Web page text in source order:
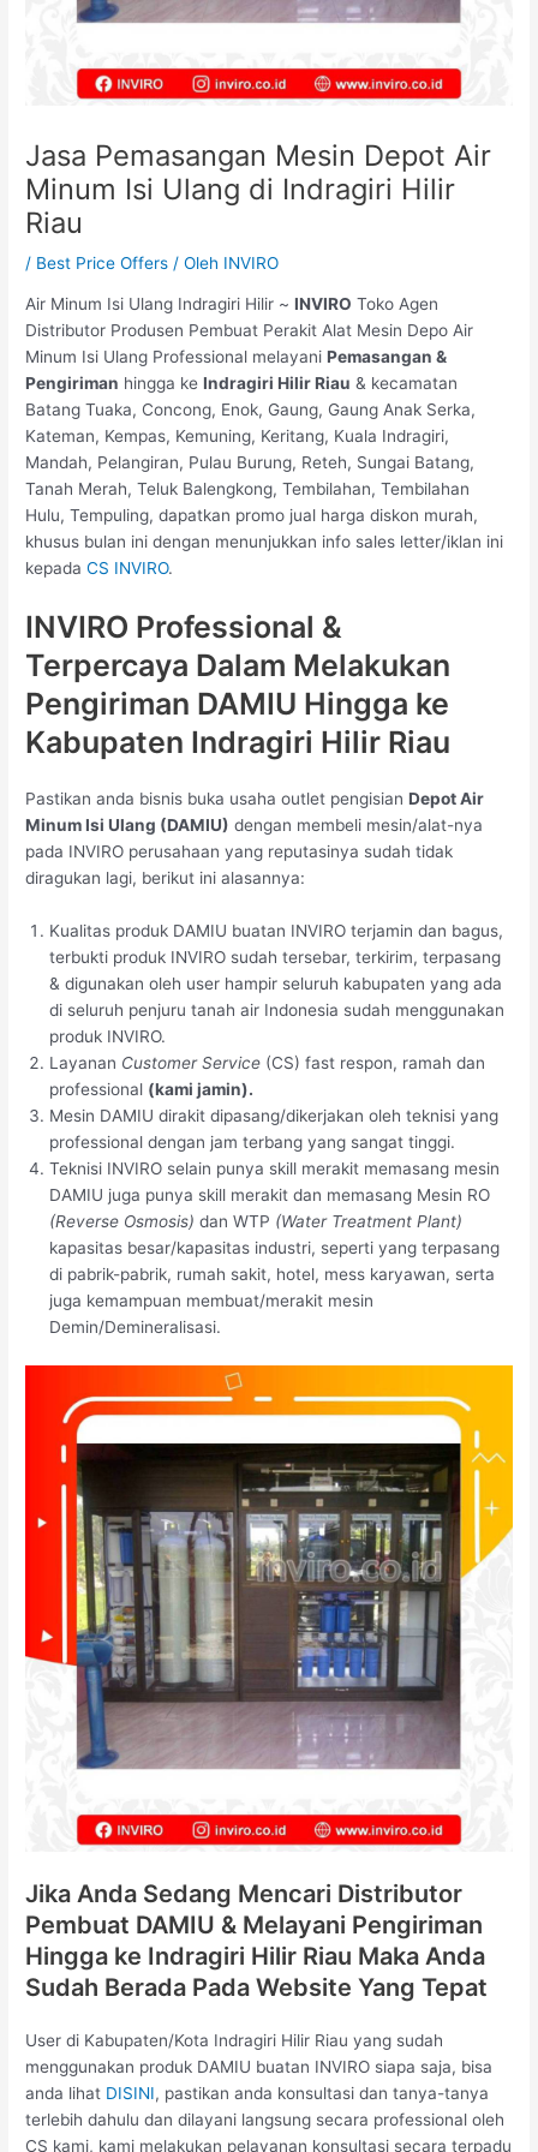
Jasa Pemasangan Mesin Depot Air
Minum Isi Ulang di Indragiri Hilir
Riau
/ Best Price Offers / Oleh INVIRO
Air Minum Isi Ulang Indragiri Hilir ~INVIRO Toko Agen
Distributor Produsen Pembuat Perakit Alat Mesin Depo Air
Minum Isi Ulang Professional melayaniPemasangan &
Pengiriman hingga keIndragiri Hilir Riau & kecamatan
Batang Tuaka, Concong, Enok, Gaung, Gaung Anak Serka,
Kateman, Kempas, Kemuning, Keritang, Kuala Indragiri,
Mandah, Pelangiran, Pulau Burung, Reteh, Sungai Batang,
Tanah Merah, Teluk Balengkong, Tembilahan, Tembilahan
Hulu, Tempuling, dapatkan promo jual harga diskon murah,
khusus bulan ini dengan menunjukkan info sales letter/iklan ini
kepadaCS INVIRO.
INVIRO Professional &
Terpercaya Dalam Melakukan
Pengiriman DAMIU Hingga ke
Kabupaten Indragiri Hilir Riau
Pastikan anda bisnis buka usaha outlet pengisianDepot Air
Minum Isi Ulang (DAMIU) dengan membeli mesin/alat-nya
pada INVIRO perusahaan yang reputasinya sudah tidak
diragukan lagi, berikut ini alasannya:
Kualitas produk DAMIU buatan INVIRO terjamin dan bagus,
terbukti produk INVIRO sudah tersebar, terkirim, terpasang
& digunakan oleh user hampir seluruh kabupaten yang ada
di seluruh penjuru tanah air Indonesia sudah menggunakan
produk INVIRO.
Layanan Customer Service (CS) fast respon, ramah dan
professional (kami jamin).
Mesin DAMIU dirakit dipasang/dikerjakan oleh teknisi yang
professional dengan jam terbang yang sangat tinggi.
Teknisi INVIRO selain punya skill merakit memasang mesin
DAMIU juga punya skill merakit dan memasang Mesin RO
(Reverse Osmosis) dan WTP (Water Treatment Plant)
kapasitas besar/kapasitas industri, seperti yang terpasang
di pabrik-pabrik, rumah sakit, hotel, mess karyawan, serta
juga kemampuan membuat/merakit mesin
Demin/Demineralisasi.
Jika Anda Sedang Mencari Distributor
Pembuat DAMIU & Melayani Pengiriman
Hingga ke Indragiri Hilir Riau Maka Anda
Sudah Berada Pada Website Yang Tepat
User di Kabupaten/Kota Indragiri Hilir Riau yang sudah
menggunakan produk DAMIU buatan INVIRO siapa saja, bisa
anda lihat DISINI, pastikan anda konsultasi dan tanya-tanya
terlebih dahulu dan dilayani langsung secara professional oleh
CS kami, kami melakukan pelayanan konsultasi secara terpadu